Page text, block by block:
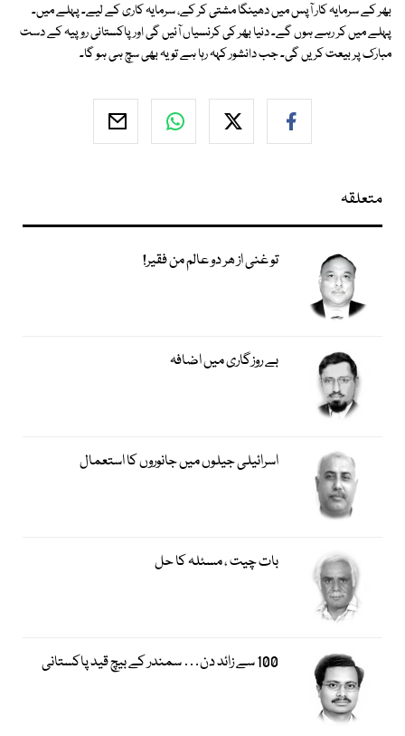
بھر کے سرمایہ کار آپس میں دھینگا مشتی کر کے، سرمایہ کاری کے لیے۔ پہلے میں۔
پہلے میں کر رہے ہوں گے۔ دنیا بھر کی کرنسیاں آئیں گی اور پاکستانی روپیہ کے دست
مبارک پر بیعت کریں گی۔ جب دانشور کہہ رہا ہے تو یہ بھی سچ ہی ہو گا۔
متعلقہ
تو غنی از ھر دو عالم من فقیر!
بے روزگاری میں اضافہ
اسرائیلی جیلوں میں جانوروں کا استعمال
بات چیت ، مسئلہ کا حل
100 سے زائد دن… سمندر کے بیچ قید پاکستانی